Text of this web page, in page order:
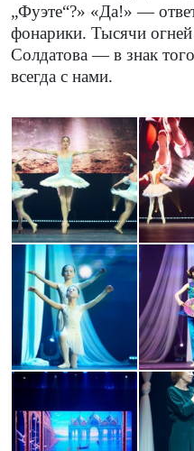
„Фуэте“?» «Да!» —
фонарики. Тысячи
Солдатова — в знак
всегда с нами.